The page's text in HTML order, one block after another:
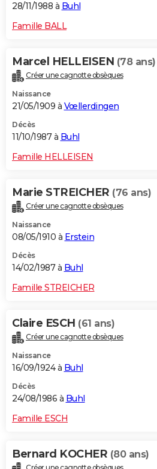
28/11/1988 à Buhl
Famille BALL
Marcel HELLEISEN (78 ans)
Créer une cagnotte obsèques
Naissance
21/05/1909 à Vœllerdingen
Décès
11/10/1987 à Buhl
Famille HELLEISEN
Marie STREICHER (76 ans)
Créer une cagnotte obsèques
Naissance
08/05/1910 à Erstein
Décès
14/02/1987 à Buhl
Famille STREICHER
Claire ESCH (61 ans)
Créer une cagnotte obsèques
Naissance
16/09/1924 à Buhl
Décès
24/08/1986 à Buhl
Famille ESCH
Bernard KOCHER (80 ans)